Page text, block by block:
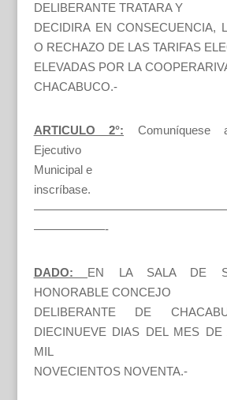
DELIBERANTE TRATARA Y
DECIDIRA EN CONSECUENCIA,
O RECHAZO DE LAS TARIFAS
ELEVADAS POR LA
CHACABUCO.-
ARTICULO 2°:
Comuníquese
Ejecutivo
Municipal e
inscríbase.
——————-
DADO: EN LA SALA DE
HONORABLE CONCEJO
DELIBERANTE DE
DIECINUEVE DIAS DEL MES DE
MIL
NOVECIENTOS NOVENTA.-